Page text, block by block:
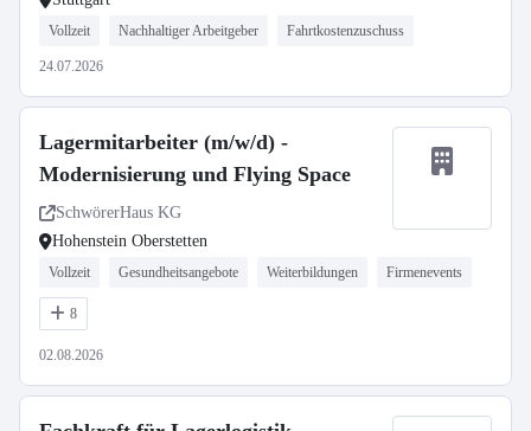
Vollzeit Nachhaltiger Arbeitgeber Fahrtkostenzuschuss
24.07.2026
Lagermitarbeiter (m/w/d) -
Modernisierung und Flying Space
SchwörerHaus KG
Hohenstein Oberstetten
Vollzeit Gesundheitsangebote Weiterbildungen Firmenevents
8
02.08.2026